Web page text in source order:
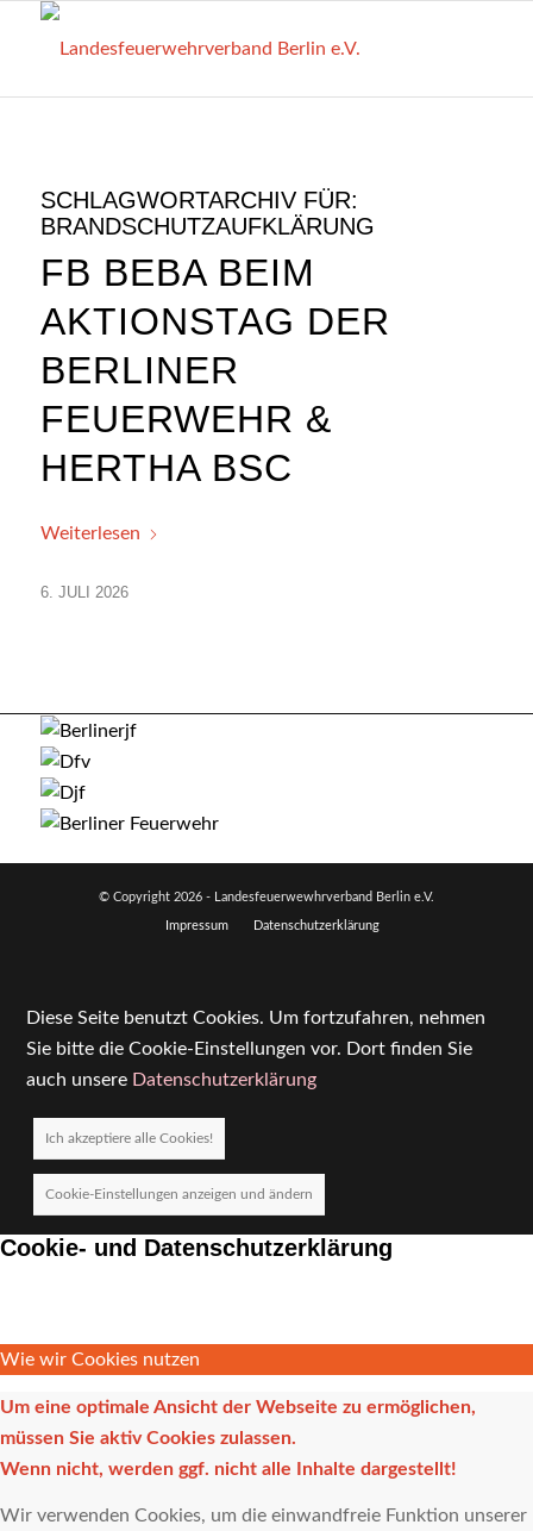
SCHLAGWORTARCHIV FÜR:
BRANDSCHUTZAUFKLÄRUNG
FB BEBA BEIM
AKTIONSTAG DER
BERLINER
FEUERWEHR &
HERTHA BSC
Weiterlesen
6. JULI 2026
© Copyright 2026 - Landesfeuerwewhrverband Berlin e.V.
Impressum Datenschutzerklärung
Diese Seite benutzt Cookies. Um fortzufahren, nehmen
Sie bitte die Cookie-Einstellungen vor. Dort finden Sie
auch unsere Datenschutzerklärung
Ich akzeptiere alle Cookies!
Cookie-Einstellungen anzeigen und ändern
Cookie- und Datenschutzerklärung
Wie wir Cookies nutzen
Um eine optimale Ansicht der Webseite zu ermöglichen,
müssen Sie aktiv Cookies zulassen.
Wenn nicht, werden ggf. nicht alle Inhalte dargestellt!
Wir verwenden Cookies, um die einwandfreie Funktion unserer